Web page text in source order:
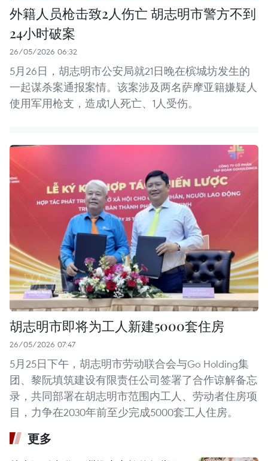
外籍人员枪击致2人伤亡 胡志明市警方不到
24小时破案
26/05/2026 06:32
5月26日，胡志明市公安局就21日晚在槟城坊发生的
一起谋杀案通报案情。该案涉及两名萨摩亚籍嫌疑人
使用军用枪支，造成1人死亡、1人受伤。
胡志明市即将为工人新建5000套住房
26/05/2026 07:47
5月25日下午，胡志明市劳动联合会与Go Holding集
团、黎阮填筑建设有限责任公司签署了合作谅解备忘
录，共同部署在胡志明市范围内工人、劳动者住房项
目，力争在2030年前至少完成5000套工人住房。
更多